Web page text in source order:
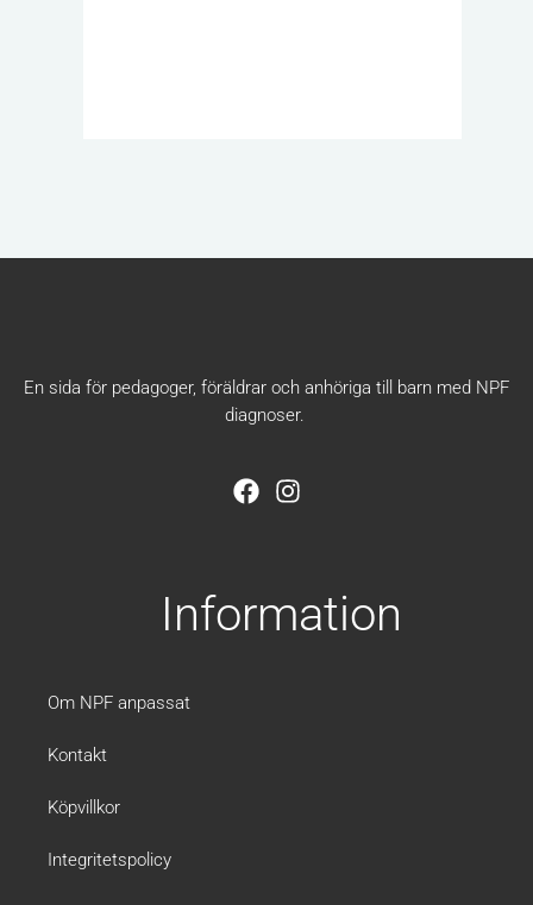
En sida för pedagoger, föräldrar och anhöriga till barn med NPF
diagnoser.
F
o
I
g
Information
Om NPF anpassat
Kontakt
Köpvillkor
Integritetspolicy